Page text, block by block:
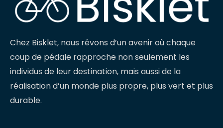
Chez Bisklet, nous rêvons d’un avenir où chaque
coup de pédale rapproche non seulement les
individus de leur destination, mais aussi de la
réalisation d’un monde plus propre, plus vert et plus
durable.